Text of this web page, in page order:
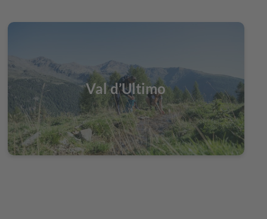
Val d’Ultimo